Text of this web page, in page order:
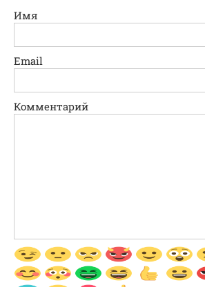
Имя
Email
Комментарий